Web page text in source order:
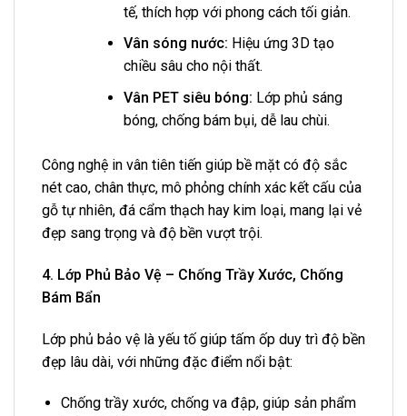
tế, thích hợp với phong cách tối giản.
Vân sóng nước: Hiệu ứng 3D tạo
chiều sâu cho nội thất.
Vân PET siêu bóng: Lớp phủ sáng
bóng, chống bám bụi, dễ lau chùi.
Công nghệ in vân tiên tiến giúp bề mặt có độ sắc
nét cao, chân thực, mô phỏng chính xác kết cấu của
gỗ tự nhiên, đá cẩm thạch hay kim loại, mang lại vẻ
đẹp sang trọng và độ bền vượt trội.
4. Lớp Phủ Bảo Vệ – Chống Trầy Xước, Chống
Bám Bẩn
Lớp phủ bảo vệ là yếu tố giúp tấm ốp duy trì độ bền
đẹp lâu dài, với những đặc điểm nổi bật:
Chống trầy xước, chống va đập, giúp sản phẩm